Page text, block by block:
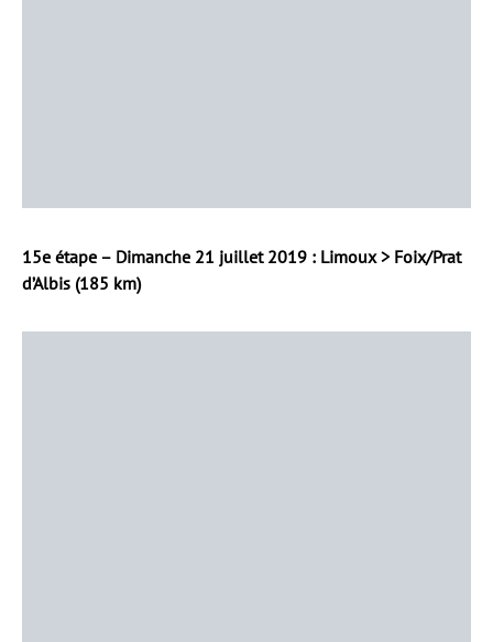
15e étape – Dimanche 21 juillet 2019 : Limoux > Foix/Prat
d’Albis (185 km)